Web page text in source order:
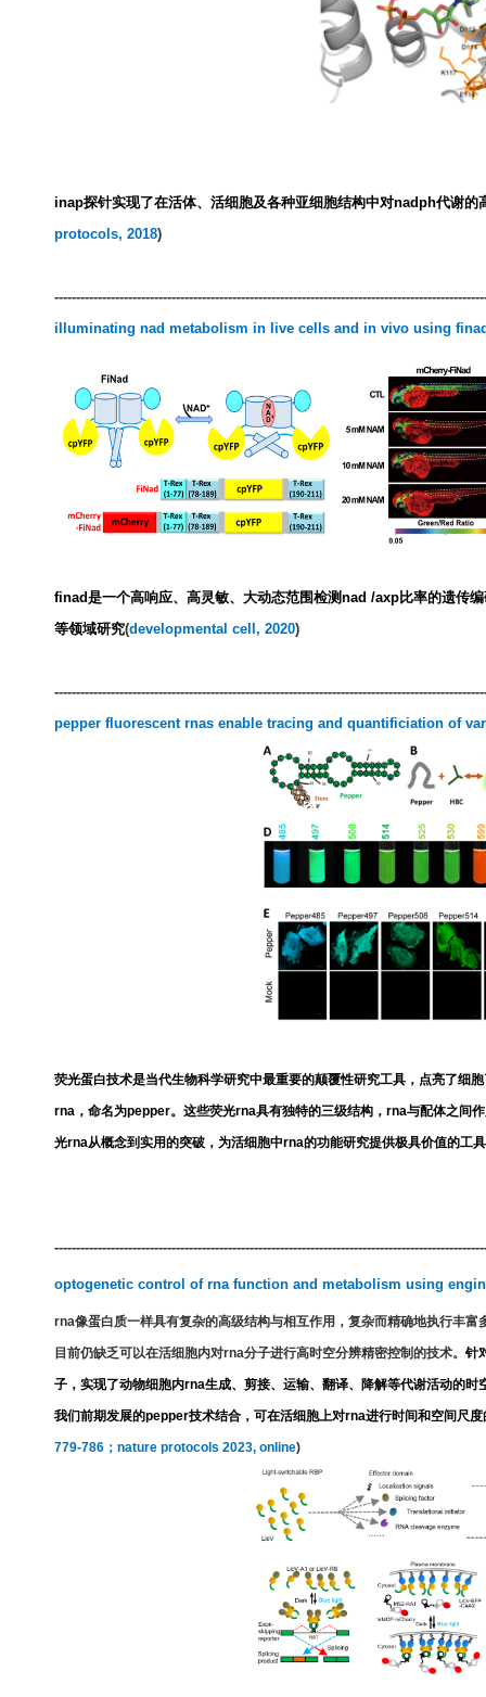
inap探针实现了在活体、活细胞及各种亚细胞结构中对nadph代谢的
protocols, 2018)
illuminating nad metabolism in live cells and in vivo using
finad是一个高响应、高灵敏、大动态范围检测nad /axp比率的遗传
等领域研究(deve lopmental cell , 2020)
pepper fluorescent rnas enable tracing and quantificiation of
荧光蛋白技术是当代生物科学研究中最重要的颠覆性研究工具，点亮了细
rna ，命名为pepper。这些荧光rna具有独特的三级结构， rna与配体之间
光rna从概念到实用的突破，为活细胞中rna的功能研究提供极具价值的工
optogenetic control of rna function and metabolism using
rna像蛋白质一样具有复杂的高级结构与相互作用，复杂而精确地执行丰
目前仍缺乏可以在活细胞内对rna分子进行高时空分辨精密控制的技术。 针
子，实现了动物细胞内rna生成、剪接、运输、翻译、降解等代谢活动的时
我们前期发展的pepper技术结合，可在活细胞上对rna进行时间和空间尺
779-786 ； nature protocols 2023, online)